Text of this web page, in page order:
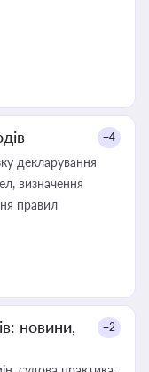
+4
декларування
визначення
правил
новини,
+2